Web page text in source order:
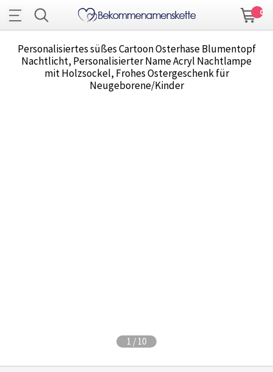
0
Personalisiertes süßes Cartoon Osterhase Blumentopf
Nachtlicht, Personalisierter Name Acryl Nachtlampe
mit Holzsockel, Frohes Ostergeschenk für
Neugeborene/Kinder
1 / 10